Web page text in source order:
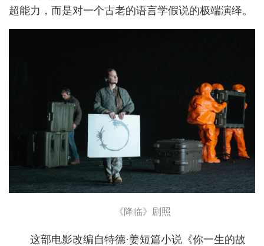
超能力，而是对一个古老的语言学假说的极端演绎。
《降临》剧照
这部电影改编自特德·姜短篇小说《你一生的故